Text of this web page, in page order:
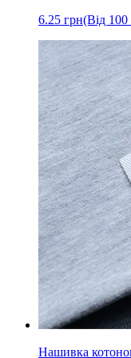
6.25 грн(Від
Нашивка